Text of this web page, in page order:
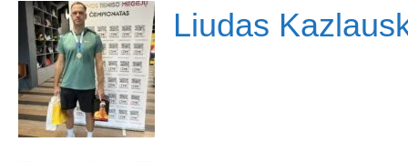
Liudas